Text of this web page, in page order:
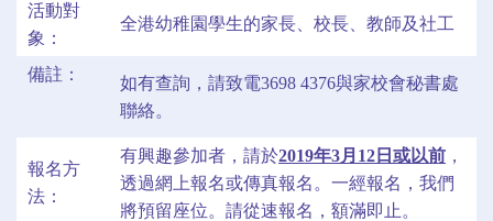
活動對
象：
全港幼稚園學生的家長、校長、教師及社工
備註：
如有查詢，請致電3698 4376與家校會秘書處
聯絡。
報名方
法：
有興趣參加者，請於2019年3月12日或以前 ，
透過網上報名或傳真報名。一經報名，我們
將預留座位。請從速報名，額滿即止。